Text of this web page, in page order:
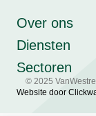
Over ons
Diensten
Sectoren
Website door
© 2025